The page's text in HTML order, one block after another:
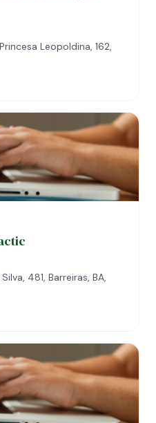
Leopoldina, 162,
481, Barreiras, BA,